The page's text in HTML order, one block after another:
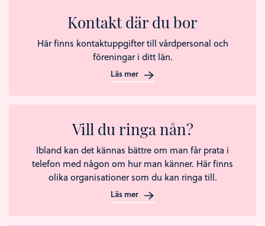
Kontakt där du bor
Här finns kontaktuppgifter till vårdpersonal och
föreningar i ditt län.
Läs mer
Vill du ringa nån?
Ibland kan det kännas bättre om man får prata i
telefon med någon om hur man känner. Här finns
olika organisationer som du kan ringa till.
Läs mer